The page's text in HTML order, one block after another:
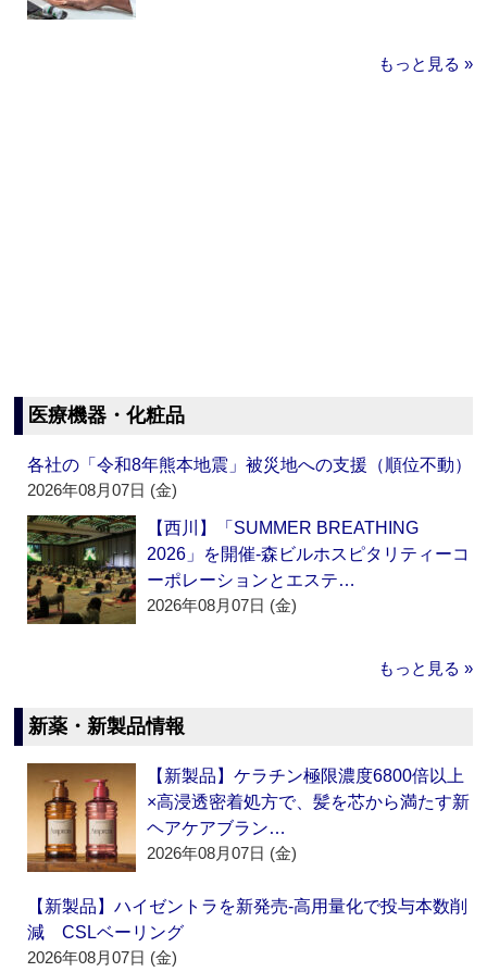
もっと見る »
医療機器・化粧品
各社の「令和8年熊本地震」被災地への支援（順位不動）
2026年08月07日 (金)
【西川】「SUMMER BREATHING
2026」を開催‐森ビルホスピタリティーコ
ーポレーションとエステ…
2026年08月07日 (金)
もっと見る »
新薬・新製品情報
【新製品】ケラチン極限濃度6800倍以上
×高浸透密着処方で、髪を芯から満たす新
ヘアケアブラン…
2026年08月07日 (金)
【新製品】ハイゼントラを新発売‐高用量化で投与本数削
減 CSLベーリング
2026年08月07日 (金)